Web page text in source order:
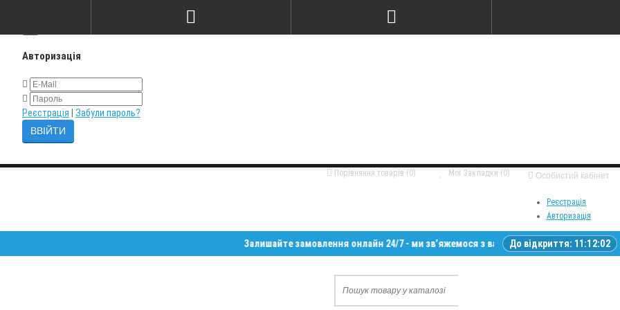
Авторизація
Реєстрація Забули пароль?
Особистий кабінет
Реєстрація
Авторизація
Мої Закладки (0)
Порівняння товарів (0)
Залишайте замовлення онлайн 24/7 - ми зв’яжемося з вами у робочий час • Доставка по
До відкриття: 11:12:01